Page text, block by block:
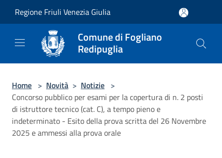
Regione Friuli Venezia Giulia
Comune di Fogliano
Redipuglia
Home > Novità > Notizie >
Concorso pubblico per esami per la copertura di n. 2 posti
di istruttore tecnico (cat. C), a tempo pieno e
indeterminato - Esito della prova scritta del 26 Novembre
2025 e ammessi alla prova orale